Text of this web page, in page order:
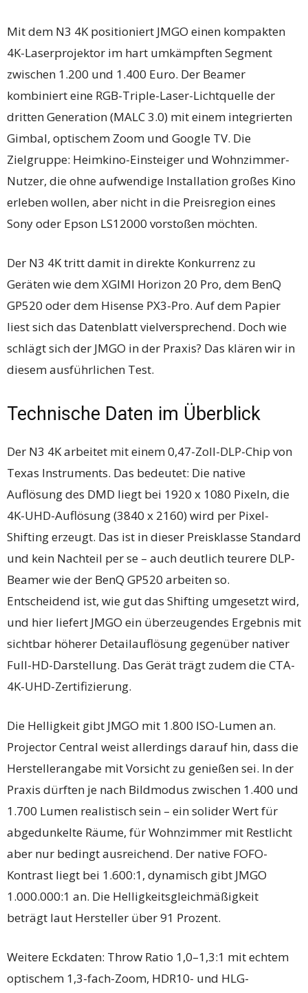
Mit dem N3 4K positioniert JMGO einen kompakten
4K-Laserprojektor im hart umkämpften Segment
zwischen 1.200 und 1.400 Euro. Der Beamer
kombiniert eine RGB-Triple-Laser-Lichtquelle der
dritten Generation (MALC 3.0) mit einem integrierten
Gimbal, optischem Zoom und Google TV. Die
Zielgruppe: Heimkino-Einsteiger und Wohnzimmer-
Nutzer, die ohne aufwendige Installation großes Kino
erleben wollen, aber nicht in die Preisregion eines
Sony oder Epson LS12000 vorstoßen möchten.
Der N3 4K tritt damit in direkte Konkurrenz zu
Geräten wie dem XGIMI Horizon 20 Pro, dem BenQ
GP520 oder dem Hisense PX3-Pro. Auf dem Papier
liest sich das Datenblatt vielversprechend. Doch wie
schlägt sich der JMGO in der Praxis? Das klären wir in
diesem ausführlichen Test.
Technische Daten im Überblick
Der N3 4K arbeitet mit einem 0,47-Zoll-DLP-Chip von
Texas Instruments. Das bedeutet: Die native
Auflösung des DMD liegt bei 1920 x 1080 Pixeln, die
4K-UHD-Auflösung (3840 x 2160) wird per Pixel-
Shifting erzeugt. Das ist in dieser Preisklasse Standard
und kein Nachteil per se – auch deutlich teurere DLP-
Beamer wie der BenQ GP520 arbeiten so.
Entscheidend ist, wie gut das Shifting umgesetzt wird,
und hier liefert JMGO ein überzeugendes Ergebnis mit
sichtbar höherer Detailauflösung gegenüber nativer
Full-HD-Darstellung. Das Gerät trägt zudem die CTA-
4K-UHD-Zertifizierung.
Die Helligkeit gibt JMGO mit 1.800 ISO-Lumen an.
Projector Central weist allerdings darauf hin, dass die
Herstellerangabe mit Vorsicht zu genießen sei. In der
Praxis dürften je nach Bildmodus zwischen 1.400 und
1.700 Lumen realistisch sein – ein solider Wert für
abgedunkelte Räume, für Wohnzimmer mit Restlicht
aber nur bedingt ausreichend. Der native FOFO-
Kontrast liegt bei 1.600:1, dynamisch gibt JMGO
1.000.000:1 an. Die Helligkeitsgleichmäßigkeit
beträgt laut Hersteller über 91 Prozent.
Weitere Eckdaten: Throw Ratio 1,0–1,3:1 mit echtem
optischem 1,3-fach-Zoom, HDR10- und HLG-